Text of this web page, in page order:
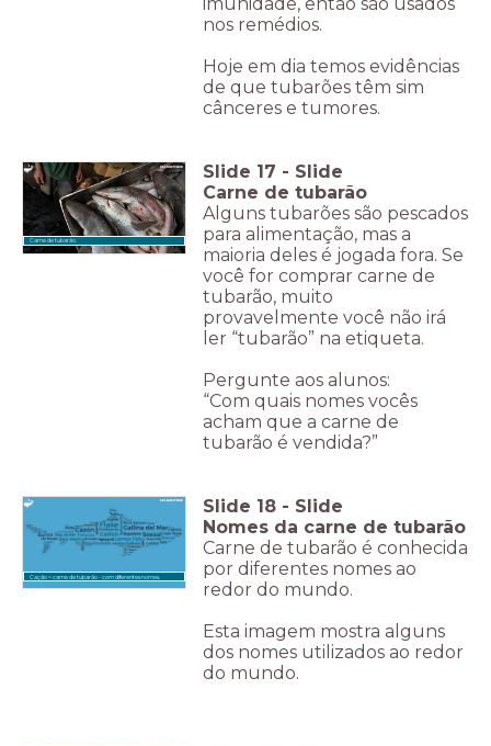
nos remédios.
Hoje em dia temos evidências
de que tubarões têm sim
cânceres e tumores.
Carne de tubarão.
Slide 17 - Slide
Carne de tubarão
Alguns tubarões são pescados
para alimentação, mas a
maioria deles é jogada fora. Se
você for comprar carne de
tubarão, muito
provavelmente você não irá
ler “tubarão” na etiqueta.
Pergunte aos alunos:
“Com quais nomes vocês
acham que a carne de
tubarão é vendida?”
Cação = carne de tubarão - com diferentes nomes.
Slide 18 - Slide
Nomes da carne de tubarão
Carne de tubarão é conhecida
por diferentes nomes ao
redor do mundo.
Esta imagem mostra alguns
dos nomes utilizados ao redor
do mundo.